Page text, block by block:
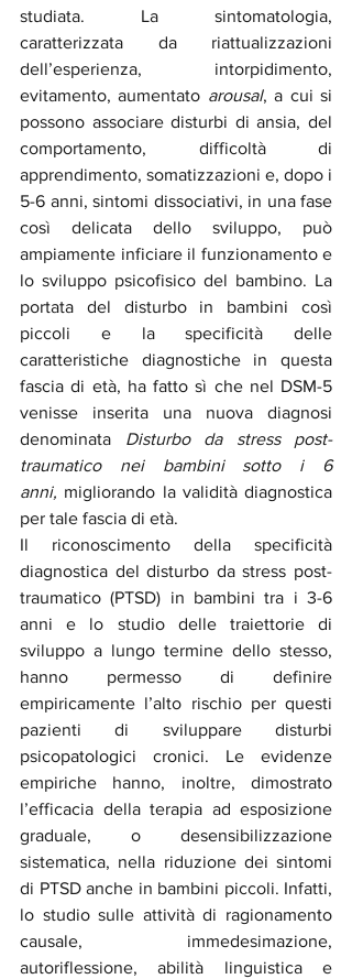
studiata. La sintomatologia,
caratterizzata da riattualizzazioni
dell’esperienza, intorpidimento,
evitamento, aumentato arousal, a cui si
possono associare disturbi di ansia, del
comportamento, difficoltà di
apprendimento, somatizzazioni e, dopo i
5-6 anni, sintomi dissociativi, in una fase
così delicata dello sviluppo, può
ampiamente inficiare il funzionamento e
lo sviluppo psicofisico del bambino. La
portata del disturbo in bambini così
piccoli e la specificità delle
caratteristiche diagnostiche in questa
fascia di età, ha fatto sì che nel DSM-5
venisse inserita una nuova diagnosi
denominata Disturbo da stress post-
traumatico nei bambini sotto i 6
anni, migliorando la validità diagnostica
per tale fascia di età.
Il riconoscimento della specificità
diagnostica del disturbo da stress post-
traumatico (PTSD) in bambini tra i 3-6
anni e lo studio delle traiettorie di
sviluppo a lungo termine dello stesso,
hanno permesso di definire
empiricamente l’alto rischio per questi
pazienti di sviluppare disturbi
psicopatologici cronici. Le evidenze
empiriche hanno, inoltre, dimostrato
l’efficacia della terapia ad esposizione
graduale, o desensibilizzazione
sistematica, nella riduzione dei sintomi
di PTSD anche in bambini piccoli. Infatti,
lo studio sulle attività di ragionamento
causale, immedesimazione,
autoriflessione, abilità linguistica e